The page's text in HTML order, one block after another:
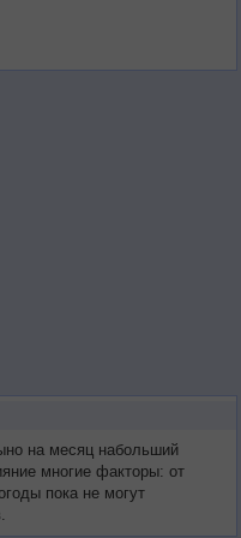
на месяц набольший
многие факторы: от
пока не могут